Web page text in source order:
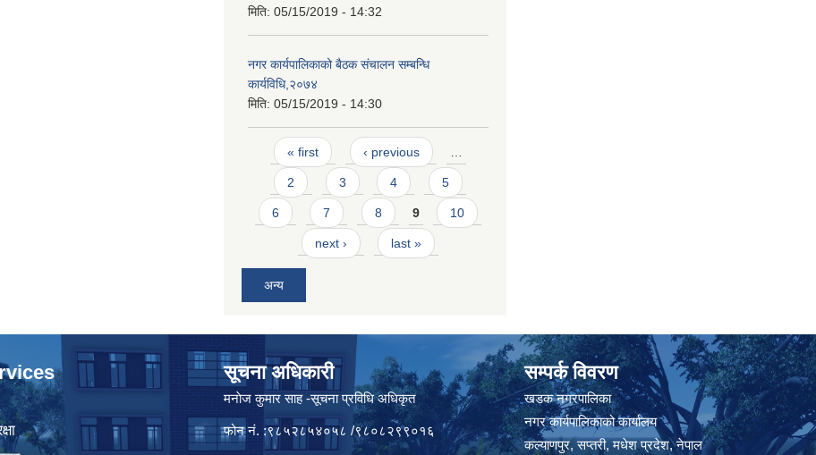
मिति: 05/15/2019 - 14:32
नगर कार्यपालिकाको बैठक संचालन सम्बन्धि
कार्यविधि,२०७४
मिति: 05/15/2019 - 14:30
Pages
« first ‹ previous …
2 3 4 5
6 7 8 9 10
next › last »
अन्य
सूचना अधिकारी
मनाेज कुमार साह -सूचना प्रविधि अधिकृत
फोन नं. :९८५२८५४०५८ /९८०८२९९०१६
सम्पर्क विवरण
खडक नगरपालिका
नगर कार्यपालिकाको कार्यालय
कल्याणपुर, सप्तरी, मधेश प्रदेश, नेपाल